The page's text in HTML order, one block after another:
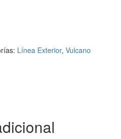
Línea Exterior, Vulcano